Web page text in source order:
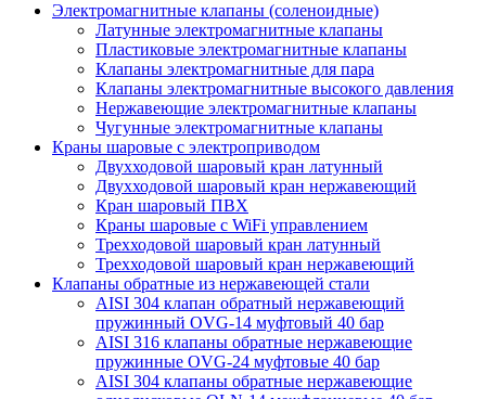
Электромагнитные клапаны (соленоидные)
Латунные электромагнитные клапаны
Пластиковые электромагнитные клапаны
Клапаны электромагнитные для пара
Клапаны электромагнитные высокого давления
Нержавеющие электромагнитные клапаны
Чугунные электромагнитные клапаны
Краны шаровые с электроприводом
Двухходовой шаровый кран латунный
Двухходовой шаровый кран нержавеющий
Кран шаровый ПВХ
Краны шаровые с WiFi управлением
Трехходовой шаровый кран латунный
Трехходовой шаровый кран нержавеющий
Клапаны обратные из нержавеющей стали
AISI 304 клапан обратный нержавеющий
пружинный OVG-14 муфтовый 40 бар
AISI 316 клапаны обратные нержавеющие
пружинные OVG-24 муфтовые 40 бар
AISI 304 клапаны обратные нержавеющие